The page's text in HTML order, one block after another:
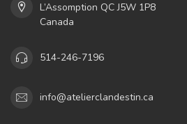
L’Assomption QC J5W 1P8
Canada
514-246-7196
info@atelierclandestin.ca